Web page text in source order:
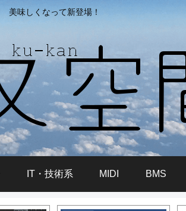
美味しくなって新登場！
IT・技術系 MIDI BMS